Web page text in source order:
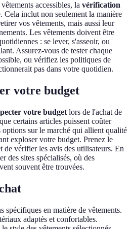
accessibles, la vérification
Cela inclut non seulement la manière
vos vêtements, mais aussi leur
Les vêtements doivent être
: se lever, s'asseoir, ou
Assurez-vous de tester chaque
ou vérifiez les politiques de
pas dans votre quotidien.
votre budget
votre budget lors de l'achat de
certains articles puissent coûter
options sur le marché qui allient qualité
exploser votre budget. Prenez le
de vérifier les avis des utilisateurs. En
des sites spécialisés, où des
souvent être trouvées.
spécifiques en matière de vêtements.
adaptés et confortables.